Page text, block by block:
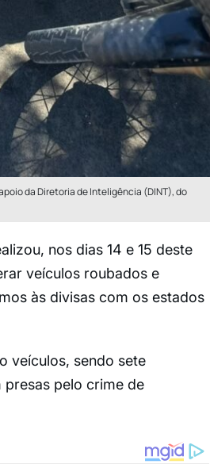
da Diretoria de Inteligência (DINT), do
nos dias 14 e 15 deste
veículos roubados e
às divisas com os estados
veículos, sendo sete
pelo crime de